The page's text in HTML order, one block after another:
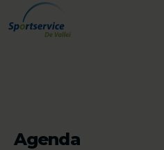
Ga naar de inhoud
Agenda